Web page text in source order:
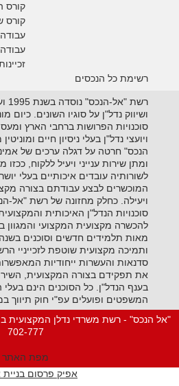
קורס
קורס
עבודה
רשימת כל הנכסים
סוכנויות הפרושות ברחבי הארץ
ויועצי נדל"ן בעלי ניסיון חיים
הנכס" חרטה על דגלה ערכים של
ומתן שירות ענייני ויעיל ללקוח,
לשורותיה עובדים איכותיים בעלי
המוכשרים לבצע עבודתם בצורה
ויעילה. כחלק מחזונה של רשת
סוכנויות הנדל"ן האיכותית
להכשרה מקצועית המקצועי והמגוון
מאות תלמידים חדשים וסוכנים
ותמיכה מקצועית שוטפת לזכייניי
סדנאות והעשרות ייחודיות
את תפקידם בצורה המקצועית,
בענף הנדל"ן. כל הסוכנים הינם
המשפטים ופועלים עפ"י חוק תיווך
702-777
מפת האתר
אפיק פרסום